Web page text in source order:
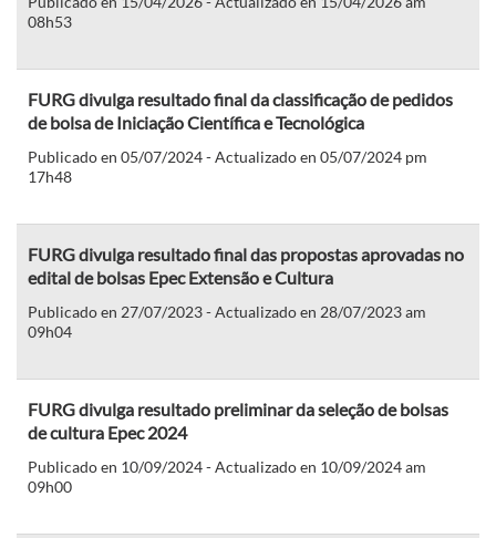
08h53
FURG divulga resultado final da classificação de pedidos
de bolsa de Iniciação Científica e Tecnológica
Publicado en 05/07/2024 - Actualizado en 05/07/2024 pm
17h48
FURG divulga resultado final das propostas aprovadas no
edital de bolsas Epec Extensão e Cultura
Publicado en 27/07/2023 - Actualizado en 28/07/2023 am
09h04
FURG divulga resultado preliminar da seleção de bolsas
de cultura Epec 2024
Publicado en 10/09/2024 - Actualizado en 10/09/2024 am
09h00